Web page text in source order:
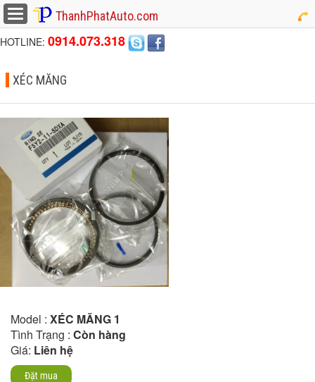
button ThanhPhatAuto.com
HOTLINE: 0914.073.318
XÉC MĂNG
Model : XÉC MĂNG 1
Tình Trạng : Còn hàng
Giá: Liên hệ
Đặt mua